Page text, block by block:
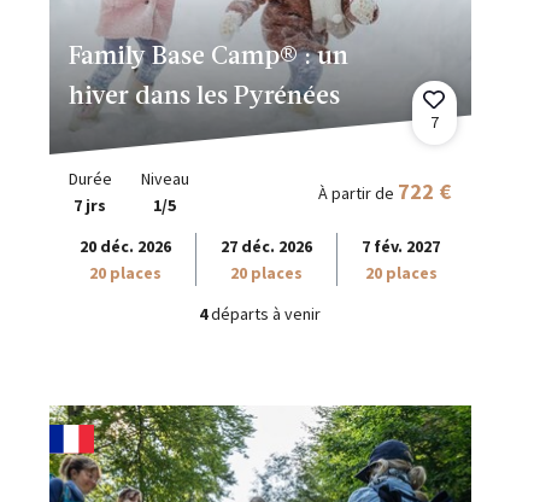
Family Base Camp® : un
hiver dans les Pyrénées
7
Durée
7 jrs
Niveau
1/5
À partir de 722 €
20 déc. 2026
20 places
27 déc. 2026
20 places
7 fév. 2027
20 places
4départs à venir